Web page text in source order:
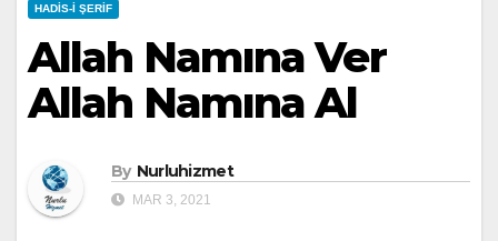
HADIS-I ŞERIF
Allah Namına Ver
Allah Namına Al
By Nurluhizmet
MAR 3, 2021